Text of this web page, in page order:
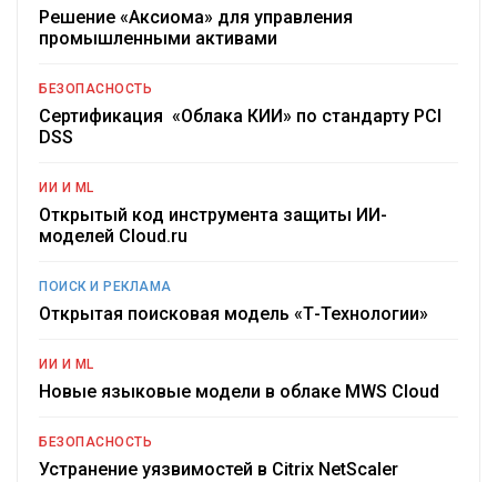
Решение «Аксиома» для управления
промышленными активами
БЕЗОПАСНОСТЬ
Сертификация «Облака КИИ» по стандарту PCI
DSS
ИИ И ML
Открытый код инструмента защиты ИИ-
моделей Cloud.ru
ПОИСК И РЕКЛАМА
Открытая поисковая модель «Т-Технологии»
ИИ И ML
Новые языковые модели в облаке MWS Cloud
БЕЗОПАСНОСТЬ
Устранение уязвимостей в Citrix NetScaler